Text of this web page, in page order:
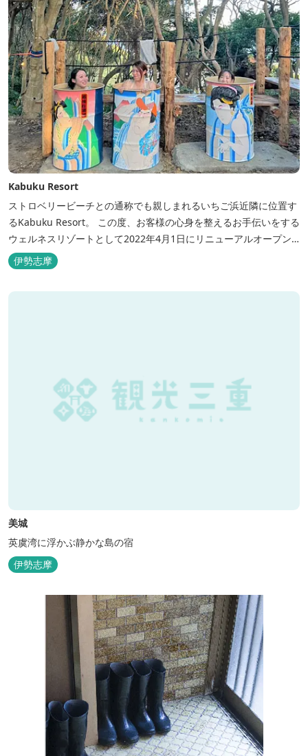
Kabuku Resort
ストロベリービーチとの通称でも親しまれるいちご浜近隣に位置す
るKabuku Resort。 この度、お客様の心身を整えるお手伝いをする
ウェルネスリゾートとして2022年4月1日にリニューアルオープン
いたしました。 フィンランド式ロウリュテントサウナがご宿泊区画
に1張ずつ付属されたプランが登場。 「ととのう」条件が揃い、さ
らに皆様に楽しんでもらえる空間となりました。 満点の星空の下で
伊勢志摩
美城
英虞湾に浮かぶ静かな島の宿
伊勢志摩